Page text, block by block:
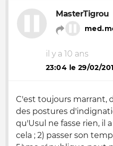
MasterTigrou
il y a 10 ans
23:04 le 29/02/
C'est toujours marrant,
des postures
qu'Usul ne fasse rien, il
cela ; 2) passer son